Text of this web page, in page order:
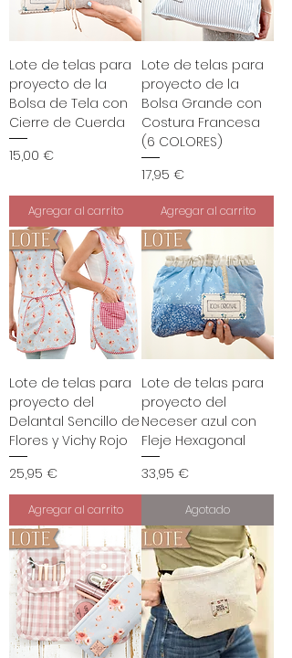
e
t
r
o
s
Lote de telas para
proyecto de la
Bolsa de Tela con
Cierre de Cuerda
Precio
15,00 €
Agregar al carrito
Lote de telas para
proyecto de la
Bolsa Grande con
Costura Francesa
(6 COLORES)
Precio
17,95 €
Agregar al carrito
Lote de telas para
proyecto del
Delantal Sencillo de
Flores y Vichy Rojo
Precio
25,95 €
Agregar al carrito
Lote de telas para
proyecto del
Neceser azul con
Fleje Hexagonal
Precio
33,95 €
Agotado